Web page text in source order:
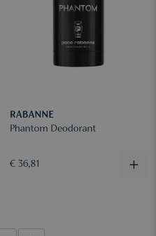
RABANNE
Phantom Deodorant
€ 36,81